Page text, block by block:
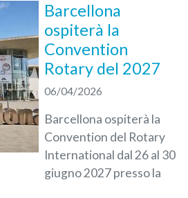
Barcellona
ospiterà la
Convention
Rotary del 2027
06/04/2026
Barcellona ospiterà la
Convention del Rotary
International dal 26 al 30
giugno 2027 presso la